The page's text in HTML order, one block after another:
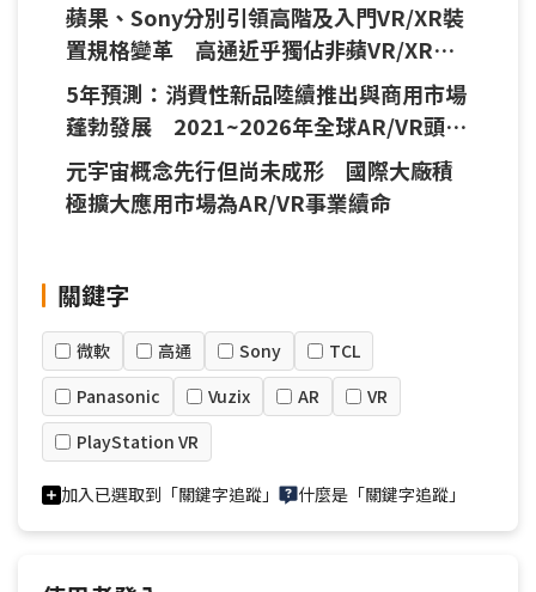
蘋果、Sony分別引領高階及入門VR/XR裝
置規格變革 高通近乎獨佔非蘋VR/XR用
處理器市場趨勢成形
5年預測：消費性新品陸續推出與商用市場
蓬勃發展 2021~2026年全球AR/VR頭戴
裝置出貨CAGR估58%
元宇宙概念先行但尚未成形 國際大廠積
極擴大應用市場為AR/VR事業續命
關鍵字
微軟 高通 Sony
TCL
Panasonic
Vuzix AR
VR
PlayStation VR
加入已選取到「關鍵字追蹤」 什麼是「關鍵字追蹤」